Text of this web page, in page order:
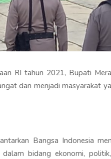
RI tahun 2021, Bupati
dan menjadi masyarakat
Bangsa Indonesia
bidang ekonomi,